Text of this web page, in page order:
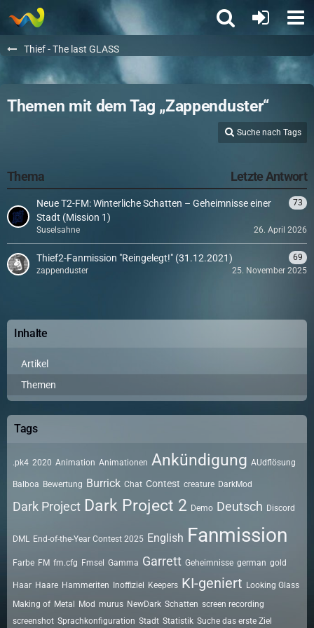
Thief - The last GLASS
Themen mit dem Tag „Zappenduster“
Suche nach Tags
Thema Letzte Antwort
Neue T2-FM: Winterliche Schatten – Geheimnisse einer
Stadt (Mission 1)
73
Suselsahne 26. April 2026
Thief2-Fanmission "Reingelegt!" (31.12.2021)
69
zappenduster
25. November 2025
Inhalte
Artikel
Themen
Tags
.pk4 2020 Animation Animationen Ankündigung AUdflösung
Balboa Bewertung Burrick Chat Contest creature DarkMod
Dark Project Dark Project 2 Demo Deutsch Discord
DML End-of-the-Year Contest 2025 English Fanmission
Farbe FM fm.cfg Fmsel Gamma Garrett Geheimnisse german gold
Haar Haare Hammeriten Inoffiziel Keepers KI-geniert Looking Glass
Making of Metal Mod murus NewDark Schatten screen recording
screenshot Sprachkonfiguration Stadt Statistik Suche das erste Ziel